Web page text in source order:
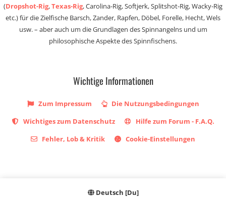
(Dropshot-Rig,Texas-Rig, Carolina-Rig, Softjerk, Splitshot-Rig, Wacky-Rig
etc.) für die Zielfische Barsch, Zander, Rapfen, Döbel, Forelle, Hecht, Wels
usw. – aber auch um die Grundlagen des Spinnangelns und um
philosophische Aspekte des Spinnfischens.
Wichtige Informationen
Zum Impressum
Die Nutzungsbedingungen
Wichtiges zum Datenschutz
Hilfe zum Forum - F.A.Q.
Fehler, Lob & Kritik
Cookie-Einstellungen
Deutsch [Du]